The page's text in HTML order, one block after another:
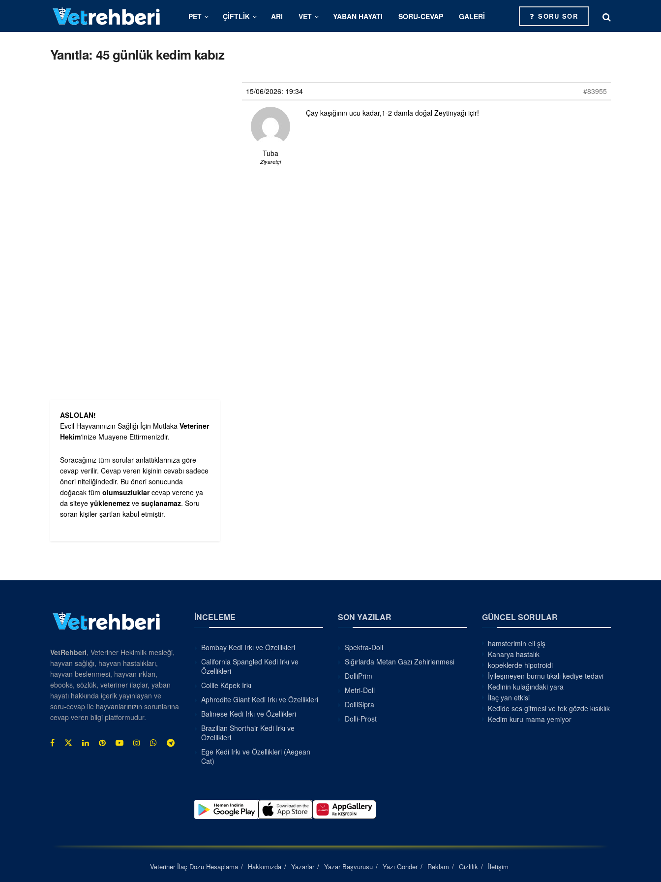
PET ÇIFTLIK ARI VET YABAN HAYATI SORU-CEVAP GALERI SORU SOR
Yanıtla: 45 günlük kedim kabız
15/06/2026: 19:34 #83955
Tuba
Ziyaretçi
Çay kaşığının ucu kadar,1-2 damla doğal Zeytinyağı içir!
ASLOLAN!
Evcil Hayvanınızın Sağlığı İçin Mutlaka Veteriner
Hekim‘inize Muayene Ettirmenizdir.
Soracağınız tüm sorular anlattıklarınıza göre
cevap verilir. Cevap veren kişinin cevabı sadece
öneri niteliğindedir. Bu öneri sonucunda
doğacak tüm olumsuzluklarcevap verene ya
da siteye yüklenemez ve suçlanamaz. Soru
soran kişiler şartları kabul etmiştir.
VetRehberi, Veteriner Hekimlik mesleği,
hayvan sağlığı, hayvan hastalıkları,
hayvan beslenmesi, hayvan ırkları,
ebooks, sözlük, veteriner ilaçlar, yaban
hayatı hakkında içerik yayınlayan ve
soru-cevap ile hayvanlarınızın sorunlarına
cevap veren bilgi platformudur.
İNCELEME
Bombay Kedi Irkı ve Özellikleri
California Spangled Kedi Irkı ve
Özellikleri
Collie Köpek Irkı
Aphrodite Giant Kedi Irkı ve Özellikleri
Balinese Kedi Irkı ve Özellikleri
Brazilian Shorthair Kedi Irkı ve
Özellikleri
Ege Kedi Irkı ve Özellikleri (Aegean
Cat)
SON YAZILAR
Spektra-Doll
Sığırlarda Metan Gazı Zehirlenmesi
DolliPrim
Metri-Doll
DolliSipra
Dolli-Prost
GÜNCEL SORULAR
hamsterimin eli şiş
Kanarya hastalık
kopeklerde hipotroidi
İyileşmeyen burnu tıkalı kediye tedavi
Kedinin kulağındaki yara
İlaç yan etkisi
Kedide ses gitmesi ve tek gözde kısıklık
Kedim kuru mama yemiyor
Veteriner İlaç Dozu Hesaplama Hakkımızda Yazarlar Yazar Başvurusu Yazı Gönder Reklam Gizlilik İletişim